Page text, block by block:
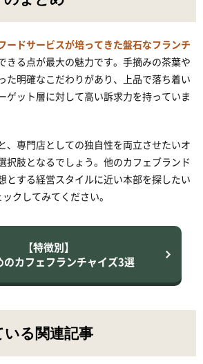
ードサービスが培ってきた盤石なフランチ
きる点が最大の魅力です。手摘みの茶葉や
た明確なこだわりがあり、上品で落ち着い
ゲット層に対して高い訴求力を持っていま
、専門店としての独自性を両立させたいオ
択肢となるでしょう。他のカフェブランド
とする経営スタイルに近い本部を探したい
クしてみてください。
【特徴別】
のカフェフランチャイズ3選
る関連記事